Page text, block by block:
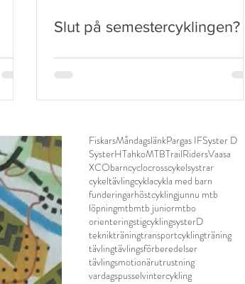
Slut på semestercyklingen?
FiskarsMåndagslänkPargas IFSyster D
SysterHTahkoMTBTrailRidersVaasa
XCObarncyclocrosscykelsystrar
cykeltävlingcyklacykla med barn
funderingarhöstcyklingjunnu mtb
löpningmtbmtb juniormtbo
orienteringstigcyklingsysterD
teknikträningtransportcyklingträning
tävlingtävlingsförberedelser
tävlingsmotionärutrustning
vardagspusselvintercykling